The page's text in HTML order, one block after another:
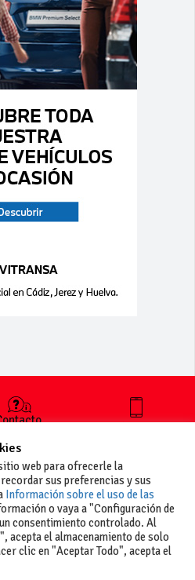
un
+34 627 35
web para ofrecerle la
sus preferencias y sus
Información sobre el uso de las
o vaya a "Configuración de
consentimiento controlado. Al
acepta el almacenamiento de solo
clic en "Aceptar Todo", acepta el